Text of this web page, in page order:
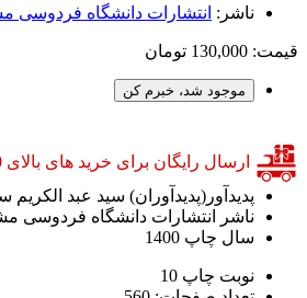
ناشر: انتشارات دانشگاه فردوسی
قیمت: 130,000 تومان
موجود شد، خبرم کن
ارسال رایگان برای خرید های بالای 6,000,000 تومان
پدیدآور(پدیدآوران) سید عبد الکریم
ناشر
انتشارات دانشگاه فردوسی
سال چاپ 1400
نوبت چاپ 10